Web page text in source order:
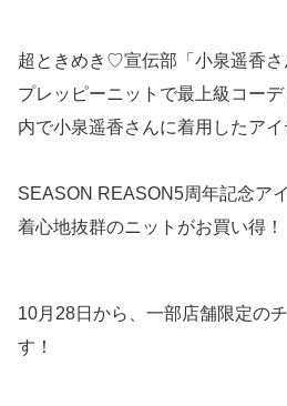
超ときめき♡宣伝部「小泉遥香さ
プレッピーニットで最上級コー
内で小泉遥香さんに着用したアイ
SEASON REASON5周年記念ア
着心地抜群のニットがお買い得！
10月28日から、一部店舗限定の
す！